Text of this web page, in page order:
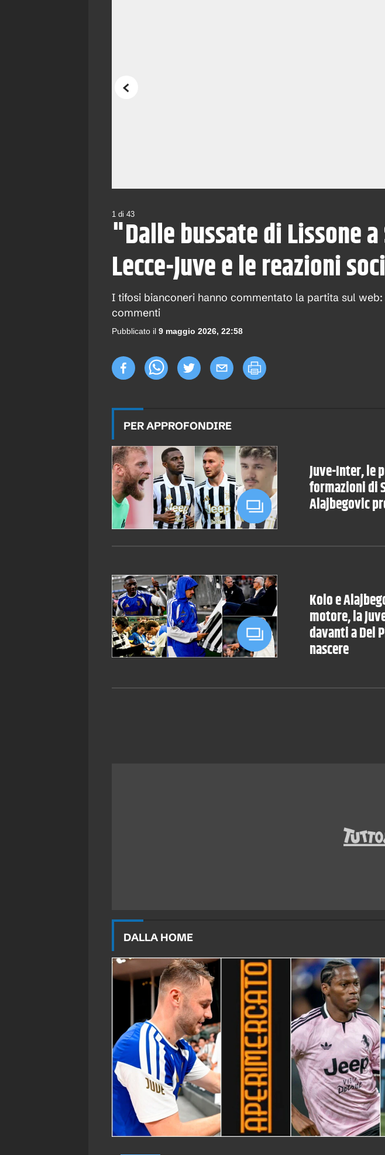
Precedente
1 di 43
"Dalle bussate di Lissone
Lecce-Juve e le reazioni
I tifosi bianconeri hanno commentato la partita sul
commenti
Pubblicato il 9 maggio 2026, 22:58
PER APPROFONDIRE
Juve-Inter, le
formazioni di
Alajbegovic
Kolo e
motore, la
davanti a Del
nascere
DALLA HOME